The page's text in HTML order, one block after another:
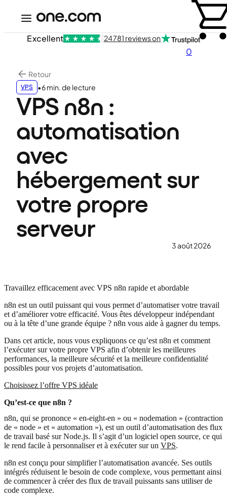
0
Excellent 24 781 reviews on
Retour
VPS •6 min. de lecture
VPS n8n :
automatisation
avec
hébergement sur
votre propre
serveur
3 août 2026
Travaillez efficacement avec VPS n8n rapide et abordable
n8n est un outil puissant qui vous permet d’automatiser votre travail
et d’améliorer votre efficacité. Vous êtes développeur indépendant
ou à la tête d’une grande équipe ? n8n vous aide à gagner du temps.
Dans cet article, nous vous expliquons ce qu’est n8n et comment
l’exécuter sur votre propre VPS afin d’obtenir les meilleures
performances, la meilleure sécurité et la meilleure confidentialité
possibles pour vos projets d’automatisation.
Choisissez l’offre VPS idéale
Qu’est-ce que n8n ?
n8n, qui se prononce « en-eight-en » ou « nodemation » (contraction
de « node » et « automation »), est un outil d’automatisation des flux
de travail basé sur Node.js. Il s’agit d’un logiciel open source, ce qui
le rend facile à personnaliser et à exécuter sur un VPS.
n8n est conçu pour simplifier l’automatisation avancée. Ses outils
intégrés réduisent le besoin de code complexe, vous permettant ainsi
de commencer à créer des flux de travail puissants sans utiliser de
code complexe.